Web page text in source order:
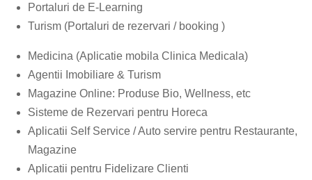
Portaluri de E-Learning
Turism (Portaluri de rezervari / booking )
Medicina (Aplicatie mobila Clinica Medicala)
Agentii Imobiliare & Turism
Magazine Online: Produse Bio, Wellness, etc
Sisteme de Rezervari pentru Horeca
Aplicatii Self Service / Auto servire pentru Restaurante,
Magazine
Aplicatii pentru Fidelizare Clienti